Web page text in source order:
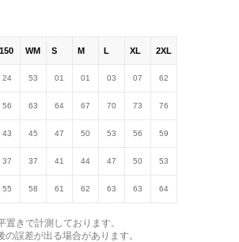
150 WM S M L XL 2XL
24 53 01 01 03 07 62
56 63 64 67 70 73 76
43 45 47 50 53 56 59
37 37 41 44 47 50 53
55 58 61 62 63 63 64
きで計測しております。
誤差が出る場合があります。